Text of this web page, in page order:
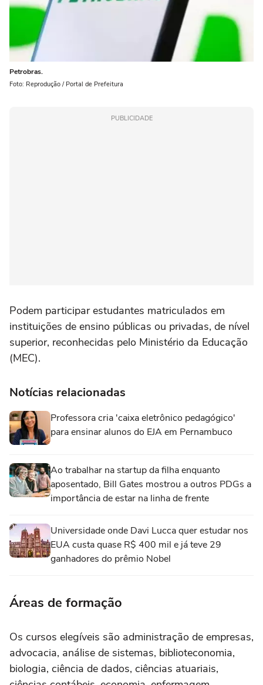
Petrobras.
Foto: Reprodução / Portal de Prefeitura
PUBLICIDADE
Podem participar estudantes matriculados em
instituições de ensino públicas ou privadas, de nível
superior, reconhecidas pelo Ministério da Educação
(MEC).
Notícias relacionadas
Professora cria 'caixa eletrônico pedagógico'
para ensinar alunos do EJA em Pernambuco
Ao trabalhar na startup da filha enquanto
aposentado, Bill Gates mostrou a outros PDGs a
importância de estar na linha de frente
Universidade onde Davi Lucca quer estudar nos
EUA custa quase R$ 400 mil e já teve 29
ganhadores do prêmio Nobel
Áreas de formação
Os cursos elegíveis são administração de empresas,
advocacia, análise de sistemas, biblioteconomia,
biologia, ciência de dados, ciências atuariais,